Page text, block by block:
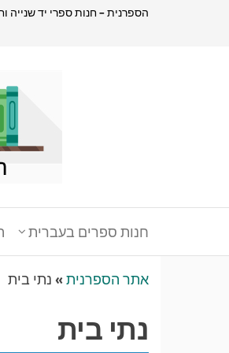
הספרנית – חנות ספרי יד
חנות ספרים בעברית
אתר הספרנית » נתי בית
נתי בית